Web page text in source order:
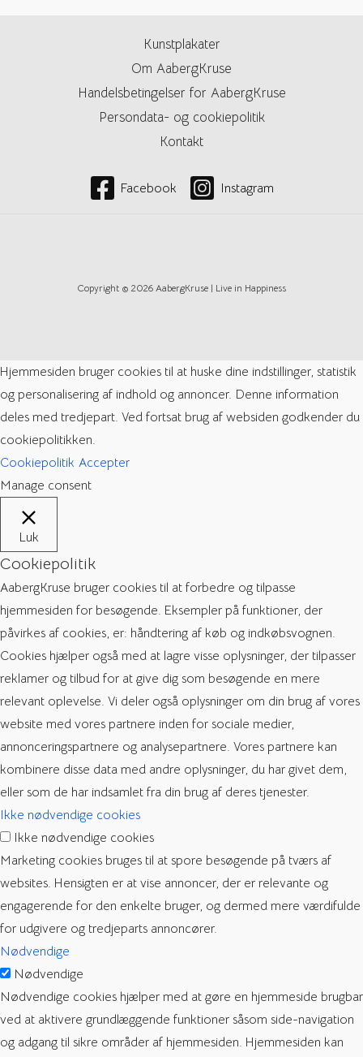
Kunstplakater
Om AabergKruse
Handelsbetingelser for AabergKruse
Persondata- og cookiepolitik
Kontakt
Facebook Instagram
Copyright © 2026 AabergKruse | Live in Happiness
Hjemmesiden bruger cookies til at huske dine indstillinger, statistik
og personalisering af indhold og annoncer. Denne information
deles med tredjepart. Ved fortsat brug af websiden godkender du
cookiepolitikken.
Cookiepolitik Accepter
Manage consent
Luk
Cookiepolitik
AabergKruse bruger cookies til at forbedre og tilpasse
hjemmesiden for besøgende. Eksempler på funktioner, der
påvirkes af cookies, er: håndtering af køb og indkøbsvognen.
Cookies hjælper også med at lagre visse oplysninger, der tilpasser
reklamer og tilbud for at give dig som besøgende en mere
relevant oplevelse. Vi deler også oplysninger om din brug af vores
website med vores partnere inden for sociale medier,
annonceringspartnere og analysepartnere. Vores partnere kan
kombinere disse data med andre oplysninger, du har givet dem,
eller som de har indsamlet fra din brug af deres tjenester.
Ikke nødvendige cookies
Ikke nødvendige cookies
Marketing cookies bruges til at spore besøgende på tværs af
websites. Hensigten er at vise annoncer, der er relevante og
engagerende for den enkelte bruger, og dermed mere værdifulde
for udgivere og tredjeparts annoncører.
Nødvendige
Nødvendige
Nødvendige cookies hjælper med at gøre en hjemmeside brugbar
ved at aktivere grundlæggende funktioner såsom side-navigation
og adgang til sikre områder af hjemmesiden. Hjemmesiden kan